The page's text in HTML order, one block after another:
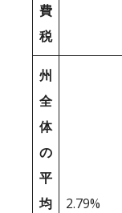
費
税
州
全
体
の
平
均
2.79%